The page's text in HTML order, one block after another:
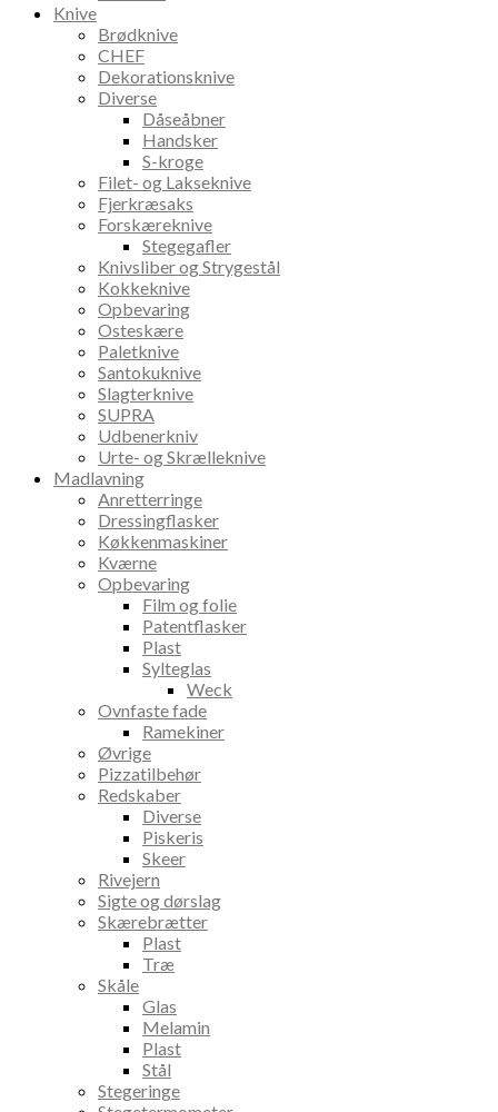
Knive
Brødknive
CHEF
Dekorationsknive
Diverse
Dåseåbner
Handsker
S-kroge
Filet- og Lakseknive
Fjerkræsaks
Forskæreknive
Stegegafler
Knivsliber og Strygestål
Kokkeknive
Opbevaring
Osteskære
Paletknive
Santokuknive
Slagterknive
SUPRA
Udbenerkniv
Urte- og Skrælleknive
Madlavning
Anretterringe
Dressingflasker
Køkkenmaskiner
Kværne
Opbevaring
Film og folie
Patentflasker
Plast
Sylteglas
Weck
Ovnfaste fade
Ramekiner
Øvrige
Pizzatilbehør
Redskaber
Diverse
Piskeris
Skeer
Rivejern
Sigte og dørslag
Skærebrætter
Plast
Træ
Skåle
Glas
Melamin
Plast
Stål
Stegeringe